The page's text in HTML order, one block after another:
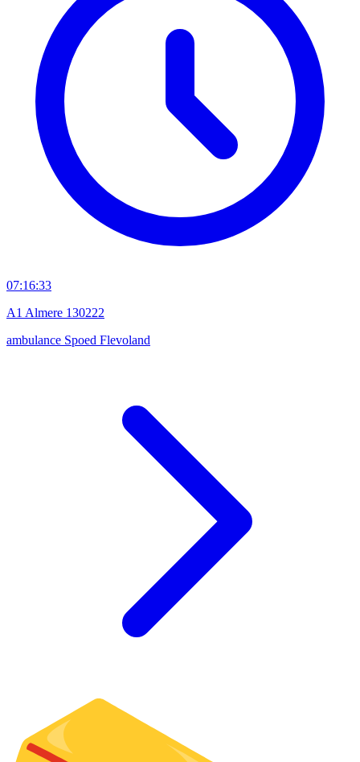
07:16:33
A1 Almere 130222
ambulance Spoed Flevoland